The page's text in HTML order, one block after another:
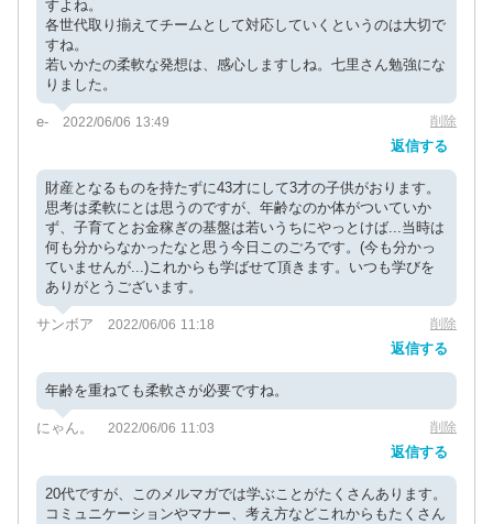
すよね。
各世代取り揃えてチームとして対応していくというのは大切で
すね。
若いかたの柔軟な発想は、感心しますしね。七里さん勉強にな
りました。
e- 2022/06/06 13:49 削除
返信する
財産となるものを持たずに43才にして3才の子供がおります。
思考は柔軟にとは思うのですが、年齢なのか体がついていか
ず、子育てとお金稼ぎの基盤は若いうちにやっとけば...当時は
何も分からなかったなと思う今日このごろです。(今も分かっ
ていませんが...)これからも学ばせて頂きます。いつも学びを
ありがとうございます。
サンボア 2022/06/06 11:18 削除
返信する
年齢を重ねても柔軟さが必要ですね。
にゃん。 2022/06/06 11:03 削除
返信する
20代ですが、このメルマガでは学ぶことがたくさんあります。
コミュニケーションやマナー、考え方などこれからもたくさん